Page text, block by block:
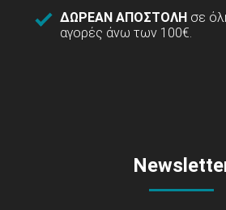
ΔΩΡΕΑΝ ΑΠΟΣΤΟΛΗ σε
αγορές άνω των 100€.